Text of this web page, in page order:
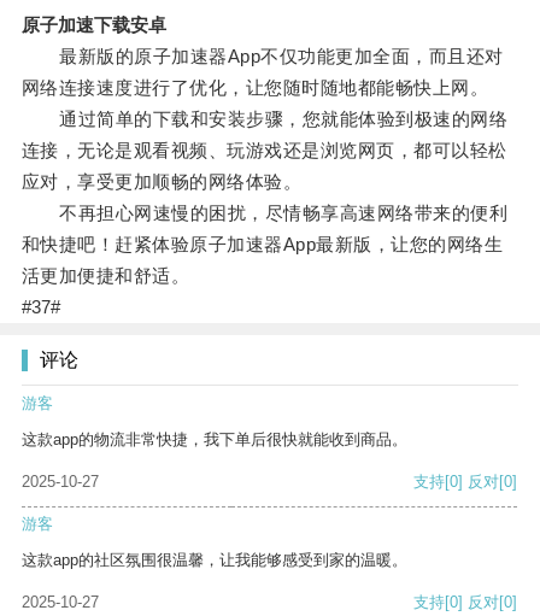
原子加速下载安卓
最新版的原子加速器App不仅功能更加全面，而且还对
网络连接速度进行了优化，让您随时随地都能畅快上网。
通过简单的下载和安装步骤，您就能体验到极速的网络
连接，无论是观看视频、玩游戏还是浏览网页，都可以轻松
应对，享受更加顺畅的网络体验。
不再担心网速慢的困扰，尽情畅享高速网络带来的便利
和快捷吧！赶紧体验原子加速器App最新版，让您的网络生
活更加便捷和舒适。
#37#
评论
游客
这款app的物流非常快捷，我下单后很快就能收到商品。
2025-10-27 支持[0] 反对[0]
游客
这款app的社区氛围很温馨，让我能够感受到家的温暖。
2025-10-27 支持[0] 反对[0]